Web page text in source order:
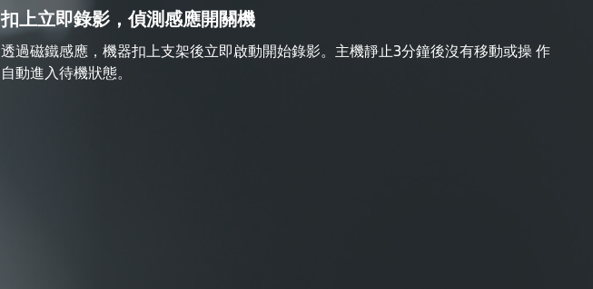
扣上立即錄影，偵測感應開關機
透過磁鐵感應，機器扣上支架後立即啟動開始錄影。主機靜止3分鐘後沒有移動或操 作
自動進入待機狀態。